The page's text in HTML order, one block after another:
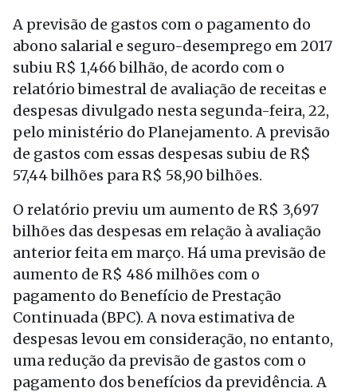
A previsão de gastos com o pagamento do
abono salarial e seguro-desemprego em 2017
subiu R$ 1,466 bilhão, de acordo com o
relatório bimestral de avaliação de receitas e
despesas divulgado nesta segunda-feira, 22,
pelo ministério do Planejamento. A previsão
de gastos com essas despesas subiu de R$
57,44 bilhões para R$ 58,90 bilhões.
O relatório previu um aumento de R$ 3,697
bilhões das despesas em relação à avaliação
anterior feita em março. Há uma previsão de
aumento de R$ 486 milhões com o
pagamento do Benefício de Prestação
Continuada (BPC). A nova estimativa de
despesas levou em consideração, no entanto,
uma redução da previsão de gastos com o
pagamento dos benefícios da previdência. A